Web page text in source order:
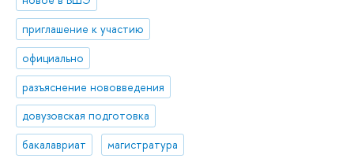
приглашение к участию
официально
разъяснение нововведения
довузовская подготовка
бакалавриат
магистратура